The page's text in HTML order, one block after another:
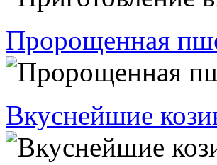
Пророщенная
Вкуснейшие